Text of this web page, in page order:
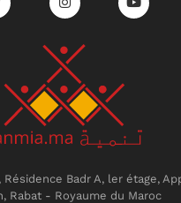
Résidence Badr A, ler étage,
Rabat - Royaume du Maroc